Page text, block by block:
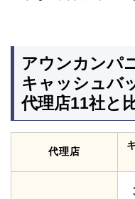
アウンカンパ
キャッシュバ
代理店11社と
代理店